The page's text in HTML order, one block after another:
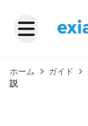
ホーム ガイド
説